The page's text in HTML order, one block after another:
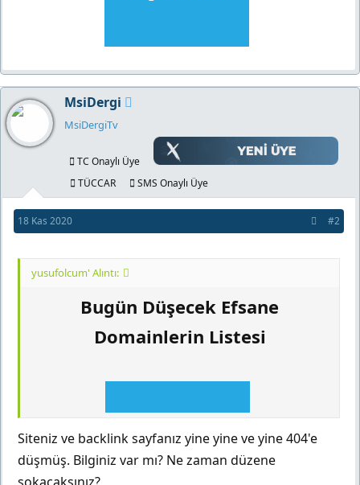
MsiDergi
MsiDergiTv
TC Onaylı Üye
TÜCCAR
SMS Onaylı Üye
18 Kas 2020 #2
yusufolcum' Alıntı:
Bugün Düşecek Efsane
Domainlerin Listesi
Siteniz ve backlink sayfanız yine yine ve yine 404'e
düşmüş. Bilginiz var mı? Ne zaman düzene